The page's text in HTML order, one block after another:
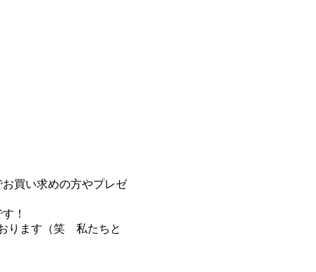
買い求めの方やプレゼ
！
ります（笑 私たちと